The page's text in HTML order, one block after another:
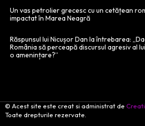
Un vas petrolier grecesc cu un cetățean
impactat în Marea Neagră
Răspunsul lui Nicușor Dan la întrebarea:
România să perceapă discursul agresiv al
o amenințare?”
© Acest site este creat si administrat de
Toate drepturile rezervate.